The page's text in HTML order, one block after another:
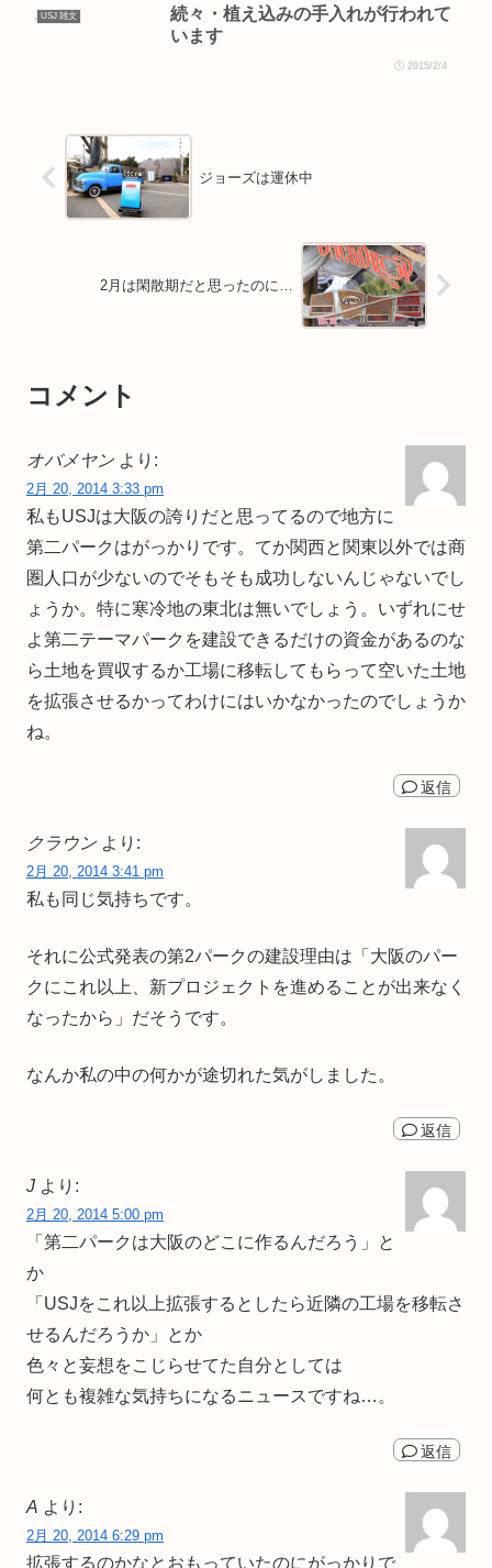
USJ 雑文
続々・植え込みの手入れが行われて
います
2015/2/4
ジョーズは運休中
2月は閑散期だと思ったのに…
コメント
オバメヤン より:
2月 20, 2014 3:33 pm
私もUSJは大阪の誇りだと思ってるので地方に
第二パークはがっかりです。てか関西と関東以外では商
圏人口が少ないのでそもそも成功しないんじゃないでし
ょうか。特に寒冷地の東北は無いでしょう。いずれにせ
よ第二テーマパークを建設できるだけの資金があるのな
ら土地を買収するか工場に移転してもらって空いた土地
を拡張させるかってわけにはいかなかったのでしょうか
ね。
返信
クラウン より:
2月 20, 2014 3:41 pm
私も同じ気持ちです。
それに公式発表の第2パークの建設理由は「大阪のパー
クにこれ以上、新プロジェクトを進めることが出来なく
なったから」だそうです。
なんか私の中の何かが途切れた気がしました。
返信
J より:
2月 20, 2014 5:00 pm
「第二パークは大阪のどこに作るんだろう」と
か
「USJをこれ以上拡張するとしたら近隣の工場を移転さ
せるんだろうか」とか
色々と妄想をこじらせてた自分としては
何とも複雑な気持ちになるニュースですね…。
返信
A より:
2月 20, 2014 6:29 pm
拡張するのかなとおもっていたのにがっかりで